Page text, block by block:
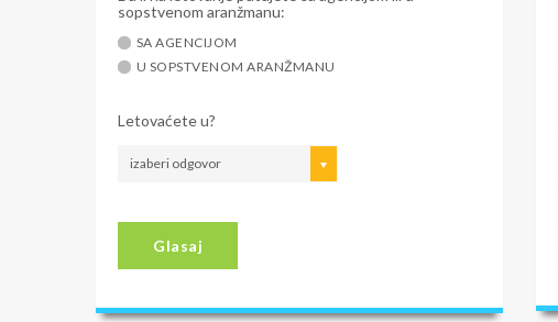
sopstvenom aranžmanu:
SA AGENCIJOM
U SOPSTVENOM ARANŽMANU
Letovaćete u?
izaberi odgovor
Glasaj